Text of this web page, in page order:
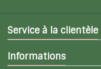
Service à la clientèle
Informations